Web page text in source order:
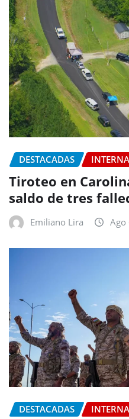
DESTACADAS
Tiroteo en
saldo de tres
Emiliano Lira Ago
DESTACADAS